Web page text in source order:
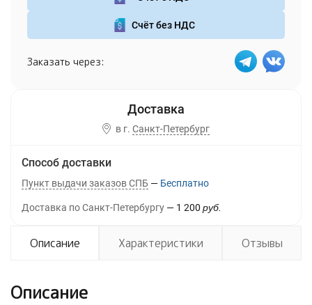
Счёт без НДС
Заказать через:
в г. Санкт-Петербург
Способ доставки
Пункт выдачи заказов СПБ Бесплатно
Доставка по Санкт-Петербургу 1 200 руб.
Описание Характеристики Отзывы
Описание